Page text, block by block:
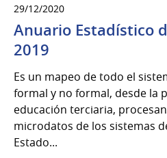
29/12/2020
Anuario Estadístico
2019
Es un mapeo de todo el
formal y no formal, desde la
educación terciaria,
microdatos de los sistemas
Estado...